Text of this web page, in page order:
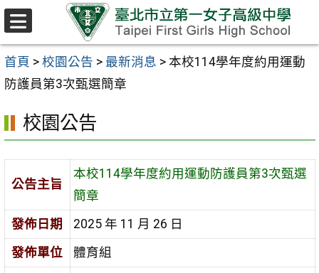
跳至主要內容區
首頁 > 校園公告 > 最新消息 > 本校114學年度約用運動
防護員第3次甄選簡章
校園公告
公告主旨
本校114學年度約用運動防護員第3次甄選
簡章
發佈日期
2025 年 11 月 26 日
發佈單位
體育組
選
單